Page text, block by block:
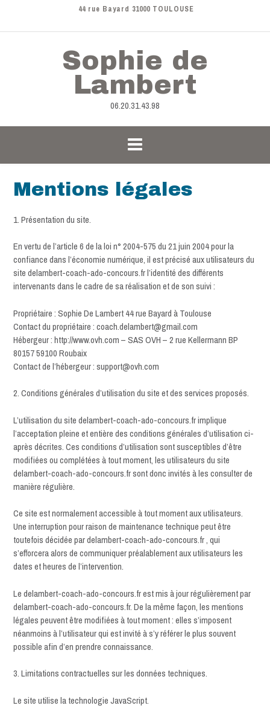
44 rue Bayard 31000 TOULOUSE
Sophie de
Lambert
06.20.31.43.98
Mentions légales
1. Présentation du site.
En vertu de l’article 6 de la loi n° 2004-575 du 21 juin 2004 pour la
confiance dans l’économie numérique, il est précisé aux utilisateurs du
site delambert-coach-ado-concours.fr l’identité des différents
intervenants dans le cadre de sa réalisation et de son suivi :
Propriétaire : Sophie De Lambert 44 rue Bayard à Toulouse
Contact du propriétaire : coach.delambert@gmail.com
Hébergeur : http://www.ovh.com – SAS OVH – 2 rue Kellermann BP
80157 59100 Roubaix
Contact de l’hébergeur : support@ovh.com
2. Conditions générales d’utilisation du site et des services proposés.
L’utilisation du site delambert-coach-ado-concours.fr implique
l’acceptation pleine et entière des conditions générales d’utilisation ci-
après décrites. Ces conditions d’utilisation sont susceptibles d’être
modifiées ou complétées à tout moment, les utilisateurs du site
delambert-coach-ado-concours.fr sont donc invités à les consulter de
manière régulière.
Ce site est normalement accessible à tout moment aux utilisateurs.
Une interruption pour raison de maintenance technique peut être
toutefois décidée par delambert-coach-ado-concours.fr , qui
s’efforcera alors de communiquer préalablement aux utilisateurs les
dates et heures de l’intervention.
Le delambert-coach-ado-concours.fr est mis à jour régulièrement par
delambert-coach-ado-concours.fr. De la même façon, les mentions
légales peuvent être modifiées à tout moment : elles s’imposent
néanmoins à l’utilisateur qui est invité à s’y référer le plus souvent
possible afin d’en prendre connaissance.
3. Limitations contractuelles sur les données techniques.
Le site utilise la technologie JavaScript.